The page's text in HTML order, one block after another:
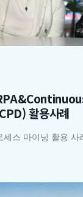
활용사례
세스 마이닝 활용 사